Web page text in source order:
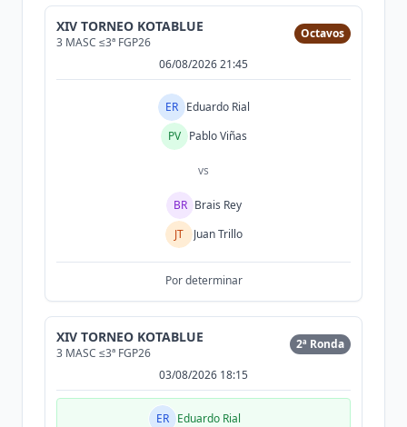
XIV TORNEO KOTABLUE
3 MASC ≤3ª FGP26
Octavos
06/08/2026 21:45
ER Eduardo Rial
PV Pablo Viñas
vs
BR Brais Rey
JT
Juan Trillo
Por determinar
XIV TORNEO KOTABLUE
3 MASC ≤3ª FGP26
2ª Ronda
03/08/2026 18:15
ER Eduardo Rial